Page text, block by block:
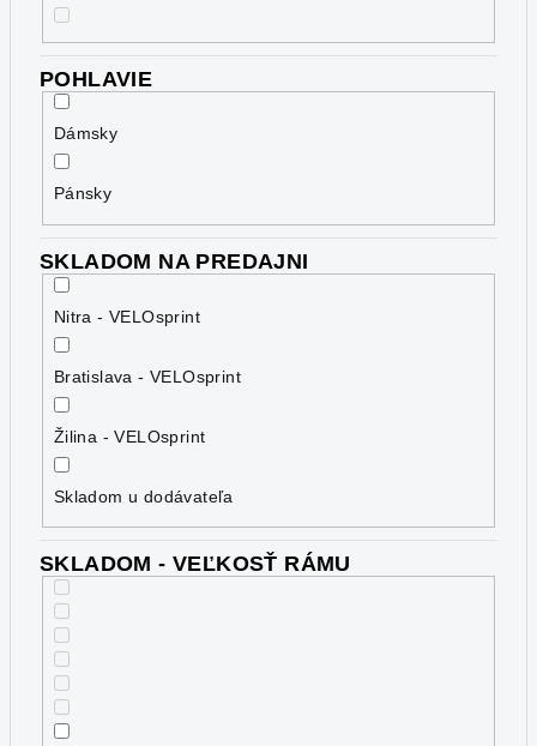
POHLAVIE
Dámsky
Pánsky
SKLADOM NA PREDAJNI
Nitra - VELOsprint
Bratislava - VELOsprint
Žilina - VELOsprint
Skladom u dodávateľa
SKLADOM - VEĽKOSŤ RÁMU